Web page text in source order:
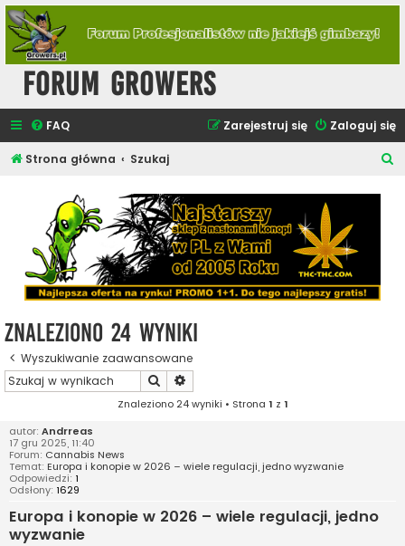
Forum Growers
FAQ Zaloguj się
Zarejestruj się
Strona główna Szukaj
Znaleziono 24 wyniki
Wyszukiwanie zaawansowane
Szukaj
Znaleziono 24 wyniki • Strona 1 z 1
autor: Andrreas
17 gru 2025, 11:40
Forum: Cannabis News
Temat: Europa i konopie w 2026 – wiele regulacji, jedno wyzwanie
Odpowiedzi: 1
Odsłony: 1629
Europa i konopie w 2026 – wiele regulacji, jedno
wyzwanie